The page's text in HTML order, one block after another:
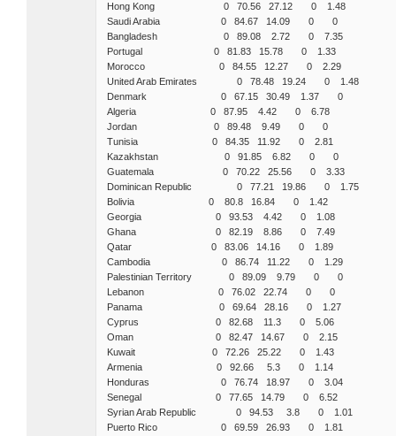
Hong Kong 0 70.56 27.12 0 1.48
Saudi Arabia 0 84.67 14.09 0 0
Bangladesh 0 89.08 2.72 0 7.35
Portugal 0 81.83 15.78 0 1.33
Morocco 0 84.55 12.27 0 2.29
United Arab Emirates 0 78.48 19.24 0 1.48
Denmark 0 67.15 30.49 1.37 0
Algeria 0 87.95 4.42 0 6.78
Jordan 0 89.48 9.49 0 0
Tunisia 0 84.35 11.92 0 2.81
Kazakhstan 0 91.85 6.82 0 0
Guatemala 0 70.22 25.56 0 3.33
Dominican Republic 0 77.21 19.86 0 1.75
Bolivia 0 80.8 16.84 0 1.42
Georgia 0 93.53 4.42 0 1.08
Ghana 0 82.19 8.86 0 7.49
Qatar 0 83.06 14.16 0 1.89
Cambodia 0 86.74 11.22 0 1.29
Palestinian Territory 0 89.09 9.79 0 0
Lebanon 0 76.02 22.74 0 0
Panama 0 69.64 28.16 0 1.27
Cyprus 0 82.68 11.3 0 5.06
Oman 0 82.47 14.67 0 2.15
Kuwait 0 72.26 25.22 0 1.43
Armenia 0 92.66 5.3 0 1.14
Honduras 0 76.74 18.97 0 3.04
Senegal 0 77.65 14.79 0 6.52
Syrian Arab Republic 0 94.53 3.8 0 1.01
Puerto Rico 0 69.59 26.93 0 1.81